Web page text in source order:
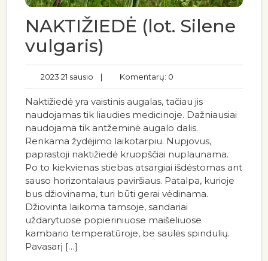
NAKTIŽIEDĖ (lot. Silene
vulgaris)
2023 21 sausio | Komentarų: 0
Naktižiedė yra vaistinis augalas, tačiau jis
naudojamas tik liaudies medicinoje. Dažniausiai
naudojama tik antžeminė augalo dalis.
Renkama žydėjimo laikotarpiu. Nupjovus,
paprastoji naktižiedė kruopščiai nuplaunama.
Po to kiekvienas stiebas atsargiai išdėstomas ant
sauso horizontalaus paviršiaus. Patalpa, kurioje
bus džiovinama, turi būti gerai vėdinama.
Džiovinta laikoma tamsoje, sandariai
uždarytuose popieriniuose maišeliuose
kambario temperatūroje, be saulės spindulių.
Pavasarį […]